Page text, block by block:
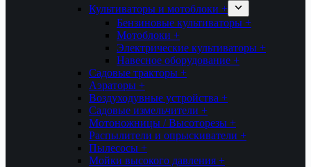
Культиваторы и мотоблоки +
Бензиновые культиваторы +
Мотоблоки +
Электрические культиваторы +
Навесное оборудование +
Садовые тракторы +
Аэраторы +
Воздуходувные устройства +
Садовые измельчители +
Мотоножницы / Высоторезы +
Распылители и опрыскиватели +
Пылесосы +
Мойки высокого давления +